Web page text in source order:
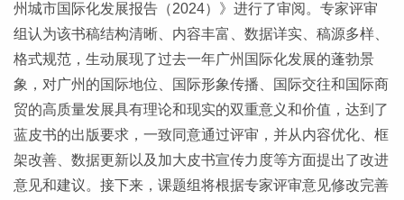
州城市国际化发展报告（2024）》进行了审阅。专家评审
组认为该书稿结构清晰、内容丰富、数据详实、稿源多样、
格式规范，生动展现了过去一年广州国际化发展的蓬勃景
象，对广州的国际地位、国际形象传播、国际交往和国际商
贸的高质量发展具有理论和现实的双重意义和价值，达到了
蓝皮书的出版要求，一致同意通过评审，并从内容优化、框
架改善、数据更新以及加大皮书宣传力度等方面提出了改进
意见和建议。接下来，课题组将根据专家评审意见修改完善